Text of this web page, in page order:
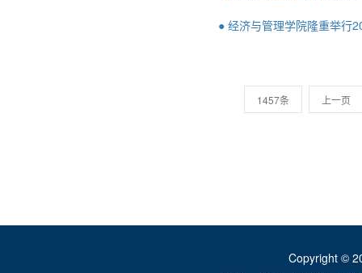
● 经济与管理学院隆重举行
1457条 上一页
Copyright ©